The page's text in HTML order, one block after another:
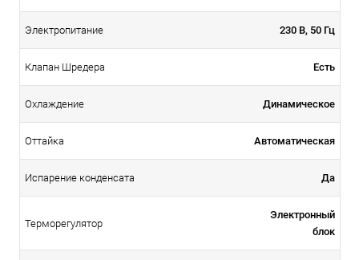
Электропитание 230 В, 50 Гц
Клапан Шредера Есть
Охлаждение Динамическое
Оттайка Автоматическая
Испарение конденсата Да
Терморегулятор
Электронный
блок